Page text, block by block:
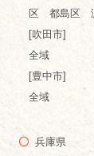
区 都島区
[吹田市]
全域
[豊中市]
全域
兵庫県